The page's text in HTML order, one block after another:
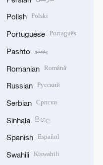
Polish Polski
Portuguese Português
Pashto پښتو
Romanian Română
Russian Русский
Serbian Српски
Sinhala සිංහල
Spanish Español
Swahili Kiswahili